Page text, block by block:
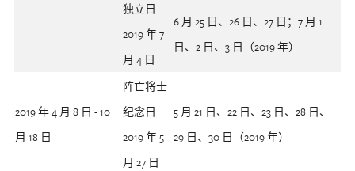
独立日
2019 年 7
月 4 日
6 月 25 日、26 日、27 日；7 月 1
日、2 日、3 日（2019 年）
2019 年 4 月 8 日 - 10
月 18 日
阵亡将士
纪念日
2019 年 5
月 27 日
5 月 21 日、22 日、23 日、28 日、
29 日、30 日（2019 年）